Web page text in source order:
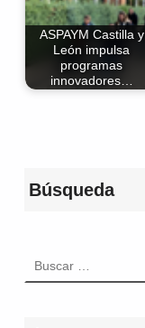
ASPAYM Castilla y
León impulsa
programas
innovadores…
Búsqueda